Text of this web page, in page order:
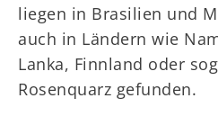
liegen in Brasilien und
auch in Ländern wie
Lanka, Finnland oder
Rosenquarz gefunden.